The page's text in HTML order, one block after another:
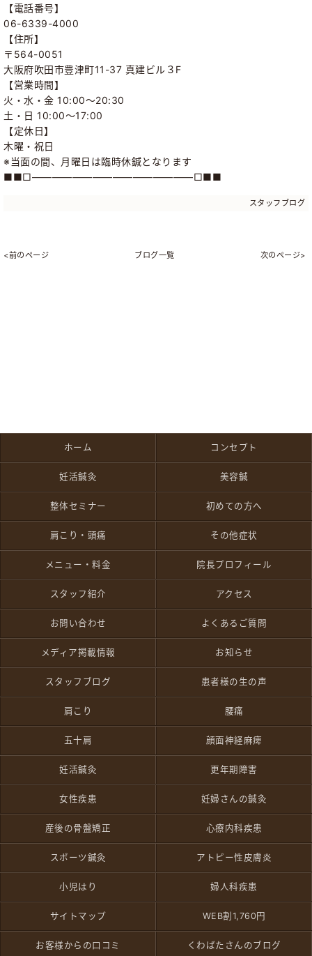
【電話番号】
06-6339-4000
【住所】
〒564-0051
大阪府吹田市豊津町11-37 真建ビル３F
【営業時間】
火・水・金 10:00～20:30
土・日 10:00～17:00
【定休日】
木曜・祝日
※当面の間、月曜日は臨時休鍼となります
■■□――――――――――――――――□■■
スタッフブログ
<前のページ ブログ一覧 次のページ>
ホーム コンセプト
妊活鍼灸 美容鍼
整体セミナー 初めての方へ
肩こり・頭痛 その他症状
メニュー・料金 院長プロフィール
スタッフ紹介 アクセス
お問い合わせ よくあるご質問
メディア掲載情報 お知らせ
スタッフブログ 患者様の生の声
肩こり 腰痛
五十肩 顔面神経麻痺
妊活鍼灸 更年期障害
女性疾患 妊婦さんの鍼灸
産後の骨盤矯正 心療内科疾患
スポーツ鍼灸 アトピー性皮膚炎
小児はり 婦人科疾患
サイトマップ WEB割1,760円
お客様からの口コミ くわばたさんのブログ